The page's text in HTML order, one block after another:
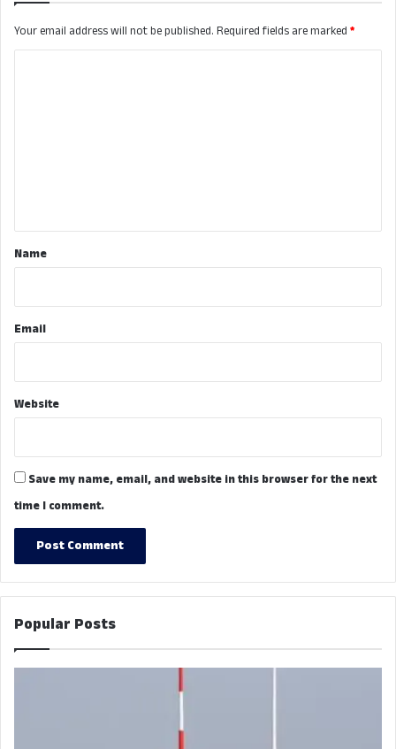
Your email address will not be published. Required fields are marked *
*Name
Email
Website
Save my name, email, and website in this browser for the next
time I comment.
Popular Posts